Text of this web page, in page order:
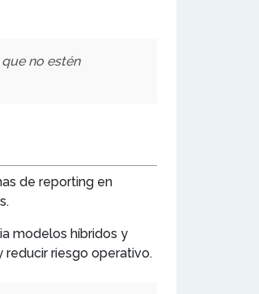
no estén
de reporting en
modelos híbridos y
riesgo operativo.